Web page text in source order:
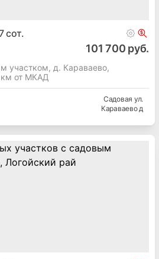
сот.
101 700 руб.
участком, д. Караваево,
км от МКАД
Садовая ул.
Караваево д